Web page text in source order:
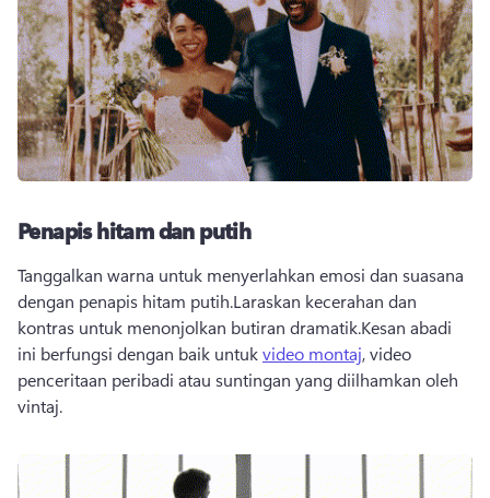
Penapis hitam dan putih
Tanggalkan warna untuk menyerlahkan emosi dan suasana
dengan penapis hitam putih.Laraskan kecerahan dan
kontras untuk menonjolkan butiran dramatik.Kesan abadi
ini berfungsi dengan baik untuk video montaj, video
penceritaan peribadi atau suntingan yang diilhamkan oleh
vintaj.